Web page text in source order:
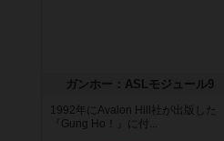
ガンホー：ASLモジュール9
1992年にAvalon Hill社が出版した
『Gung Ho！』に付...